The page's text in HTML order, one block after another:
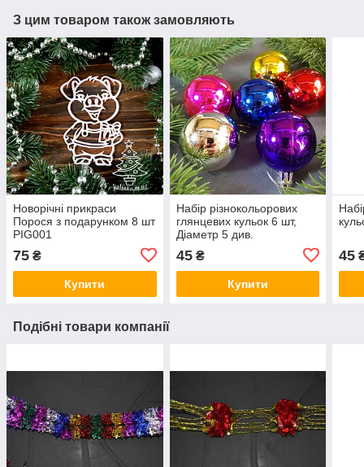
З цим товаром також замовляють
Новорічні прикраси
Порося з подарунком 8 шт
PIG001
75 ₴
Купити
Набір різнокольорових
глянцевих кульок 6 шт,
Діаметр 5 див.
45₴
Купити
45
Подібні товари компанії